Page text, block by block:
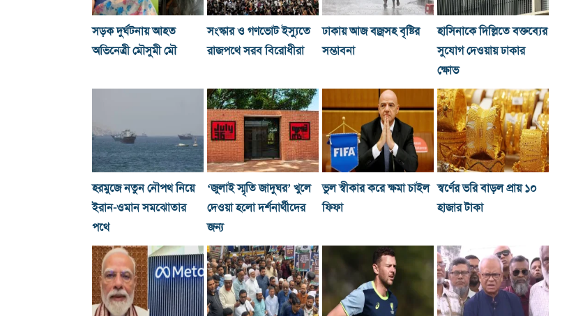
সড়ক দুর্ঘটনায় আহত
অভিনেত্রী মৌসুমী মৌ
সংস্কার ও গণভোট ইস্যুতে
রাজপথে সরব বিরোধীরা
ঢাকায় আজ বজ্রসহ বৃষ্টির
সম্ভাবনা
হাসিনাকে দিল্লিতে বক্তব্যের
সুযোগ দেওয়ায় ঢাকার
ক্ষোভ
হরমুজে নতুন নৌপথ নিয়ে
ইরান-ওমান সমঝোতার
পথে
‘জুলাই স্মৃতি জাদুঘর’ খুলে
দেওয়া হলো দর্শনার্থীদের
জন্য
ভুল স্বীকার করে ক্ষমা চাইল
ফিফা
স্বর্ণের ভরি বাড়ল প্রায় ১০
হাজার টাকা